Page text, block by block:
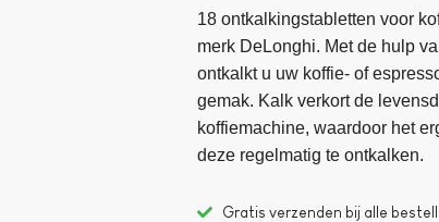
18 ontkalkingstabletten voor
merk DeLonghi. Met de hulp
ontkalkt u uw koffie- of
gemak. Kalk verkort de
koffiemachine, waardoor het
deze regelmatig te ontkalken.
Gratis verzenden bij alle